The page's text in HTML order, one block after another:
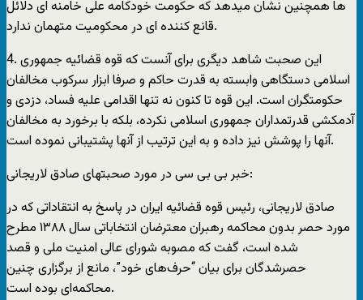
ها همچنین نشان میدهد که حکومت خودکامه علی خامنه ای دلائل
قانع کننده ای در محکومیت متهمان ندارد.
4. این صحبت شاهد دیگری برای آنست که قوه قضائیه جمهوری
اسلامی دستگاهی وابسته به قدرت حاکم و صرفا ابزار سرکوب مخالفان
حکومتگران است. این قوه تا کنون نه تنها اقدامی علیه فساد، دزدی و
آدمکشی قدرتمداران جمهوری اسلامی نکرده، بلکه با برخورد به مخالفان
آنها را پوشش نیز داده و به این ترتیب از آنها پشتیبانی نموده است.
خبر بی بی سی در مورد صحبتهای صادق لاریجانی:
صادق لاریجانی، رئیس قوه قضائیه ایران در پاسخ به انتقاداتی که در
مورد حصر بدون محاکمه رهبران معترضان انتخاباتی سال ۱۳۸۸ مطرح
شده است، گفت که مصوبه شورای عالی امنیت ملی و قصد
حصرشدگان برای بیان “حرف‌های خود”، مانع از برگزاری چنین
محاکمه‌ای بوده است.